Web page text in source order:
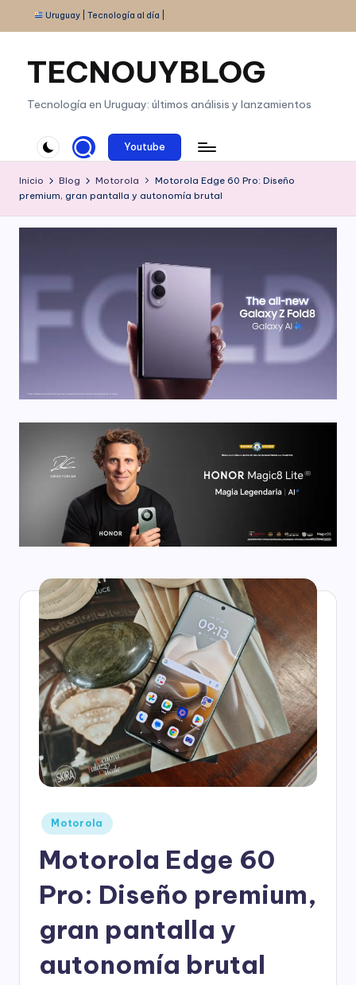
Saltar
contenido
Uruguay | Tecnología al día |
TECNOUYBLOG
Tecnología en Uruguay: últimos análisis y lanzamientos
Youtube
Inicio Blog Motorola
Motorola Edge 60 Pro: Diseño
premium, gran pantalla y autonomía brutal
Publicado
en
Motorola
Motorola Edge 60
Pro: Diseño premium,
gran pantalla y
autonomía brutal